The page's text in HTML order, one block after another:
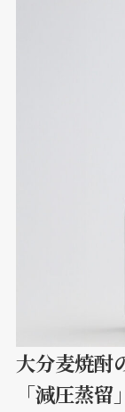
大分麦焼酎
「減圧蒸留